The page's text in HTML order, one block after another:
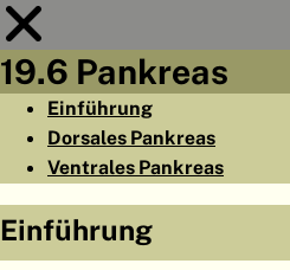
19.6 Pankreas
Einführung
Dorsales Pankreas
Ventrales Pankreas
Einführung